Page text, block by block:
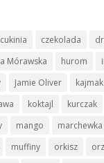
cukinia czekolada
Mórawska hurom
Jamie Oliver
kajmak
koktajl kurczak
mango
marchewka
muffiny orkisz